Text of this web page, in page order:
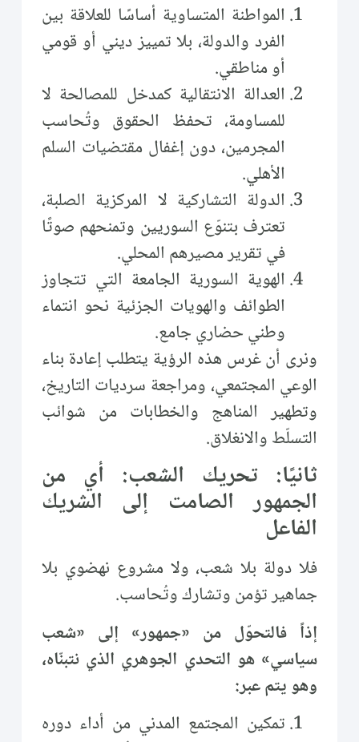
المواطنة المتساوية أساسًا للعلاقة بين
الفرد والدولة، بلا تمييز ديني أو قومي
أو مناطقي.
العدالة الانتقالية كمدخل للمصالحة لا
للمساومة، تحفظ الحقوق وتُحاسب
المجرمين، دون إغفال مقتضيات السلم
الأهلي.
الدولة التشاركية لا المركزية الصلبة،
تعترف بتنوّع السوريين وتمنحهم صوتًا
في تقرير مصيرهم المحلي.
الهوية السورية الجامعة التي تتجاوز
الطوائف والهويات الجزئية نحو انتماء
وطني حضاري جامع.
ونرى أن غرس هذه الرؤية يتطلب إعادة بناء
الوعي المجتمعي، ومراجعة سرديات التاريخ،
وتطهير المناهج والخطابات من شوائب
التسلّط والانغلاق.
ثانيًا: تحريك الشعب: أي من
الجمهور الصامت إلى الشريك
الفاعل
فلا دولة بلا شعب، ولا مشروع نهضوي بلا
جماهير تؤمن وتشارك وتُحاسب.
إذاً فالتحوّل من «جمهور» إلى «شعب
سياسي» هو التحدي الجوهري الذي نتبنّاه،
وهو يتم عبر:
تمكين المجتمع المدني من أداء دوره